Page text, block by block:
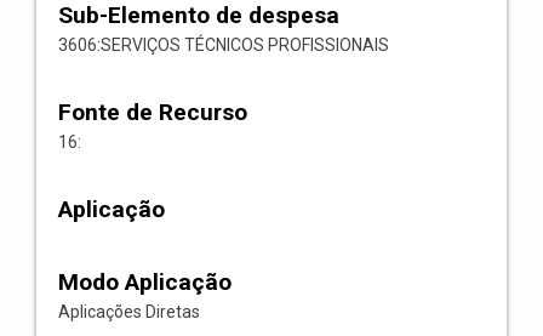
Sub-Elemento de despesa
3606:SERVIÇOS TÉCNICOS PROFISSIONAIS
Fonte de Recurso
16:
Aplicação
Modo Aplicação
Aplicações Diretas